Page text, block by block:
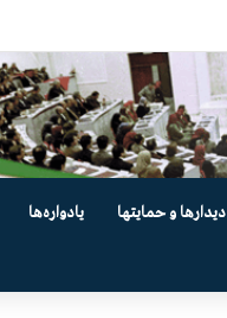
دیدارها و حمایتها یادواره‌ها